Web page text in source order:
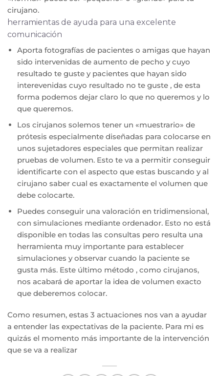
cirujano.
herramientas de ayuda para una excelente
comunicación
Aporta fotografías de pacientes o amigas que hayan
sido intervenidas de aumento de pecho y cuyo
resultado te guste y pacientes que hayan sido
interevenidas cuyo resultado no te guste , de esta
forma podemos dejar claro lo que no queremos y lo
que queremos.
Los cirujanos solemos tener un «muestrario» de
prótesis especialmente diseñadas para colocarse en
unos sujetadores especiales que permitan realizar
pruebas de volumen. Esto te va a permitir conseguir
identificarte con el aspecto que estas buscando y al
cirujano saber cual es exactamente el volumen que
debe colocarte.
Puedes conseguir una valoración en tridimensional,
con simulaciones mediante ordenador. Esto no está
disponible en todas las consultas pero resulta una
herramienta muy importante para establecer
simulaciones y observar cuando la paciente se
gusta más. Este último método , como cirujanos,
nos acabará de aportar la idea de volumen exacto
que deberemos colocar.
Como resumen, estas 3 actuaciones nos van a ayudar
a entender las expectativas de la paciente. Para mi es
quizás el momento más importante de la intervención
que se va a realizar